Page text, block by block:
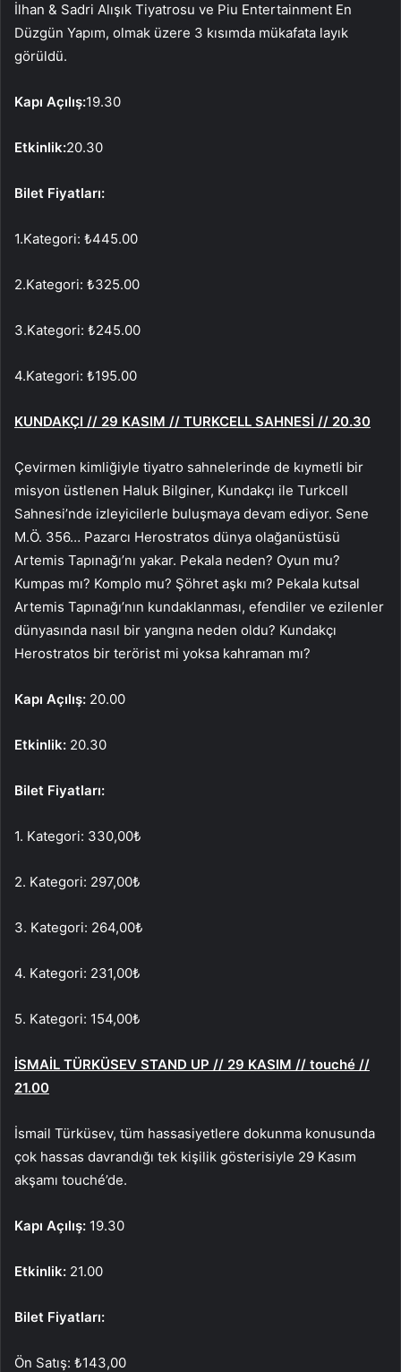
İlhan & Sadri Alışık Tiyatrosu ve Piu Entertainment En
Düzgün Yapım, olmak üzere 3 kısımda mükafata layık
görüldü.
Kapı Açılış:19.30
Etkinlik:20.30
Bilet Fiyatları:
1.Kategori: ₺445.00
2.Kategori: ₺325.00
3.Kategori: ₺245.00
4.Kategori: ₺195.00
KUNDAKÇI // 29 KASIM // TURKCELL SAHNESİ // 20.30
Çevirmen kimliğiyle tiyatro sahnelerinde de kıymetli bir
misyon üstlenen Haluk Bilginer, Kundakçı ile Turkcell
Sahnesi’nde izleyicilerle buluşmaya devam ediyor. Sene
M.Ö. 356… Pazarcı Herostratos dünya olağanüstüsü
Artemis Tapınağı’nı yakar. Pekala neden? Oyun mu?
Kumpas mı? Komplo mu? Şöhret aşkı mı? Pekala kutsal
Artemis Tapınağı’nın kundaklanması, efendiler ve ezilenler
dünyasında nasıl bir yangına neden oldu? Kundakçı
Herostratos bir terörist mi yoksa kahraman mı?
Kapı Açılış: 20.00
Etkinlik: 20.30
Bilet Fiyatları:
1. Kategori: 330,00₺
2. Kategori: 297,00₺
3. Kategori: 264,00₺
4. Kategori: 231,00₺
5. Kategori: 154,00₺
İSMAİL TÜRKÜSEV STAND UP // 29 KASIM // touché //
21.00
İsmail Türküsev, tüm hassasiyetlere dokunma konusunda
çok hassas davrandığı tek kişilik gösterisiyle 29 Kasım
akşamı touché’de.
Kapı Açılış: 19.30
Etkinlik: 21.00
Bilet Fiyatları:
Ön Satış: ₺143,00